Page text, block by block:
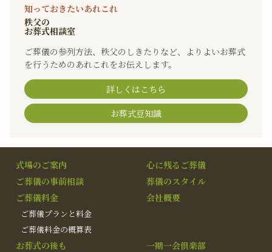
知っておきたいあれこれ
秩父の
お葬式相談室
ご葬儀の参列方法、秩父のしきたりなど、よりよいお葬式
を行うためのあれこれをお伝えします。
詳しくはこちら
お葬式豆知識
式場のご案内
心に残るご葬儀
ご葬儀の事前相談
葬儀のスタイル
ご葬儀料金
ご葬儀プランと料金
ご葬儀料金の概算表
会社概要
お葬式の後も
一期一会倶楽部